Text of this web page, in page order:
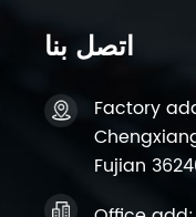
اتصل بنا
Factory
Fujian